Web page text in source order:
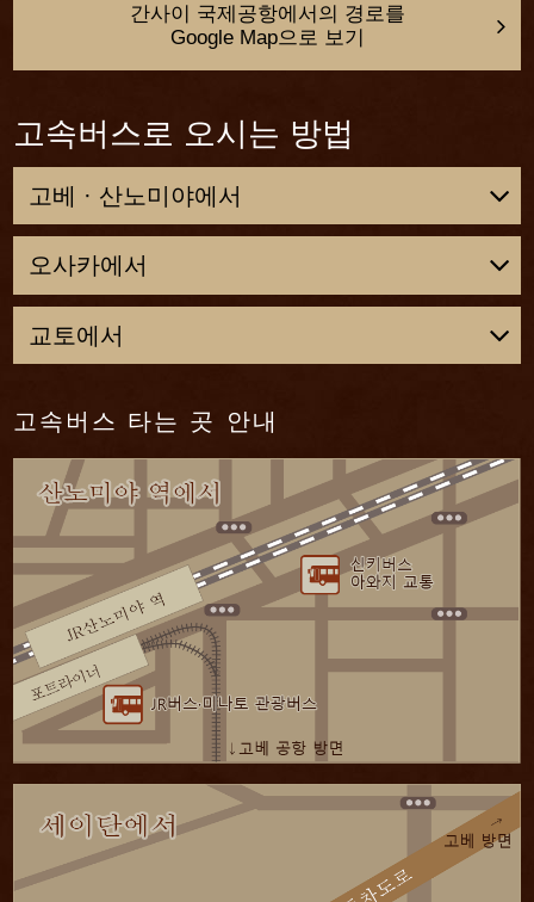
간사이 국제공항에서의 경로를
Google Map으로 보기
고속버스로 오시는 방법
고베 · 산노미야에서
고속버스 약 70분
아와지 하마리큐
오사카에서
산노미야 역
고속버스 약 70분
리쿠노미나토 세이단
셔틀버스 약 7분
아와지 하마리큐
교토에서
산노미야 역
고속버스 약 70분
리쿠노미나토 세이단
셔틀버스 약 7분
아와지 하마리큐
고속버스 타는 곳 안내